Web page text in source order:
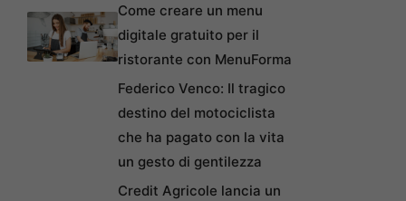
Come creare un menu
digitale gratuito per il
ristorante con MenuForma
Federico Venco: Il tragico
destino del motociclista
che ha pagato con la vita
un gesto di gentilezza
Credit Agricole lancia un